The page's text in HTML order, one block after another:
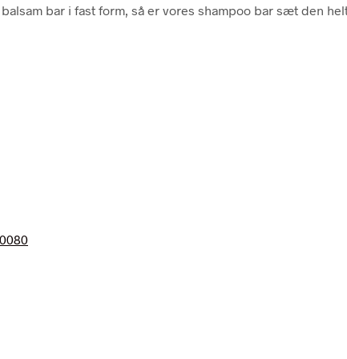
bar i fast form, så er vores shampoo bar sæt den